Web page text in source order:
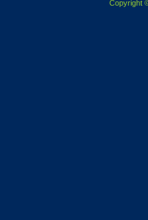
Copyright